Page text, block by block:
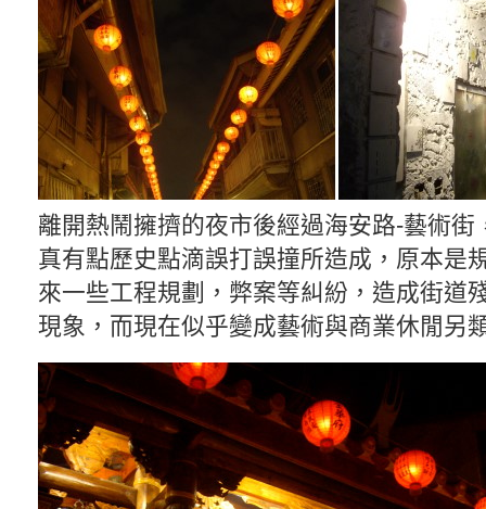
離開熱鬧擁擠的夜市後經過海安路-藝術街
真有點歷史點滴誤打誤撞所造成，原本是
來一些工程規劃，弊案等糾紛，造成街道
現象，而現在似乎變成藝術與商業休閒另